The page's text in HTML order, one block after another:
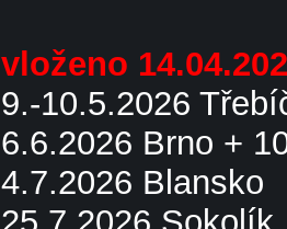
vloženo
9.-10.5.2026
6.6.2026 Brno +
4.7.2026 Blansko